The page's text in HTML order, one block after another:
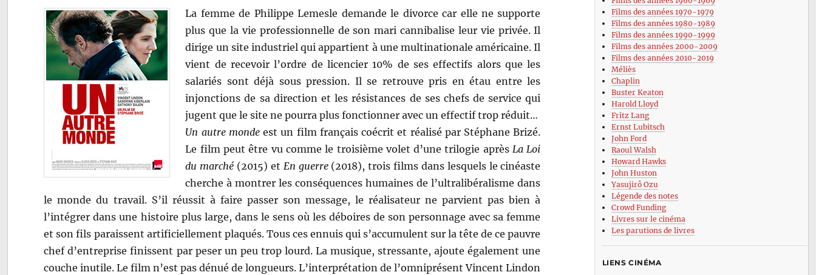
La femme de Philippe Lemesle demande le divorce car elle ne supporte
plus que la vie professionnelle de son mari cannibalise leur vie privée. Il
dirige un site industriel qui appartient à une multinationale américaine. Il
vient de recevoir l’ordre de licencier 10% de ses effectifs alors que les
salariés sont déjà sous pression. Il se retrouve pris en étau entre les
injonctions de sa direction et les résistances de ses chefs de service qui
jugent que le site ne pourra plus fonctionner avec un effectif trop réduit…
Un autre mondeest un film français coécrit et réalisé par Stéphane Brizé.
Le film peut être vu comme le troisième volet d’une trilogie aprèsLa Loi
du marché (2015) et En guerre(2018), trois films dans lesquels le cinéaste
cherche à montrer les conséquences humaines de l’ultralibéralisme dans
le monde du travail. S’il réussit à faire passer son message, le réalisateur ne parvient pas bien à
l’intégrer dans une histoire plus large, dans le sens où les déboires de son personnage avec sa femme
et son fils paraissent artificiellement plaqués. Tous ces ennuis qui s’accumulent sur la tête de ce pauvre
chef d’entreprise finissent par peser un peu trop lourd. La musique, stressante, ajoute également une
couche inutile. Le film n’est pas dénué de longueurs. L’interprétation de l’omniprésent Vincent Lindon
Films des années 1970-1979
Films des années 1980-1989
Films des années 1990-1999
Films des années 2000-2009
Films des années 2010-2019
Méliès
Chaplin
Buster Keaton
Harold Lloyd
Fritz Lang
Ernst Lubitsch
John Ford
Raoul Walsh
Howard Hawks
John Huston
Yasujirô Ozu
Légende des notes
Crowd Funding
Livres sur le cinéma
Les parutions de livres
LIENS CINÉMA